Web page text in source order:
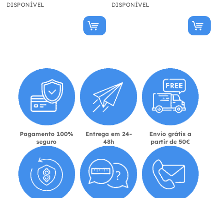
DISPONÍVEL DISPONÍVEL
Pagamento 100%
seguro
Entrega em 24-
48h
Envio grátis a
partir de 50€